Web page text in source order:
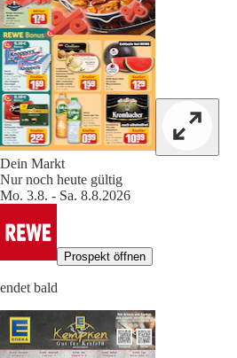
Dein Markt
Nur noch heute gültig
Mo. 3.8. - Sa. 8.8.2026
Prospekt öffnen
endet bald